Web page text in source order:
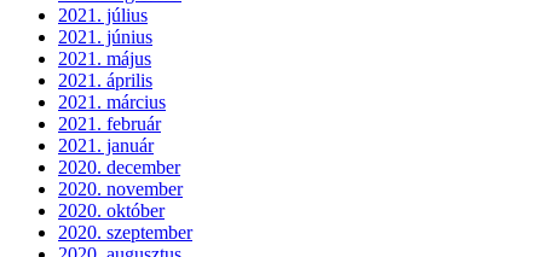
2021. július
2021. június
2021. május
2021. április
2021. március
2021. február
2021. január
2020. december
2020. november
2020. október
2020. szeptember